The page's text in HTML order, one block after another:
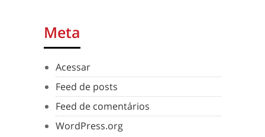
Meta
Acessar
Feed de posts
Feed de comentários
WordPress.org